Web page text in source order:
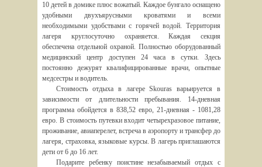
10 детей в домике плюс вожатый. Каждое бунгало оснащено
удобными двухъярусными кроватями и всеми
необходимыми удобствами с горячей водой. Территория
лагеря круглосуточно охраняется. Каждая секция
обеспечена отдельной охраной. Полностью оборудованный
медицинский центр доступен 24 часа в сутки. Здесь
постоянно дежурят квалифицированные врачи, опытные
медсестры и водитель.
Стоимость отдыха в лагере Skouras варьируется в
зависимости от длительности пребывания. 14-дневная
программа обойдется в 838,52 евро, 21-дневная - 1081,28
евро. В стоимость путевки входит четырехразовое питание,
проживание, авиаперелет, встреча в аэропорту и трансфер до
лагеря, страховка, языковые курсы. В лагерь приглашаются
дети от 6 до 16 лет.
Подарите ребенку поистине незабываемый отдых с